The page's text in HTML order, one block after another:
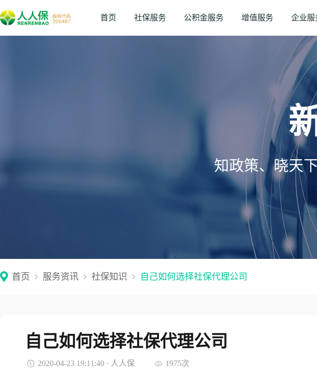
首页 社保服务 公积金服务 增值服务 企业服
知政策、晓天
首页 服务资讯 社保知识 自己如何选择社保代理公司
自己如何选择社保代理公司
2020-04-23 19:11:40 · 人人保 1975次